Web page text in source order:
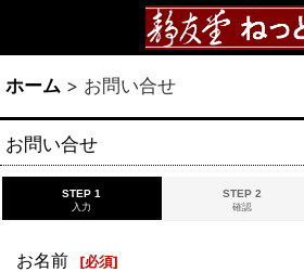
ホーム > お問い合せ
お問い合せ
STEP 1
入力
STEP 2
確認
お名前 [必須]